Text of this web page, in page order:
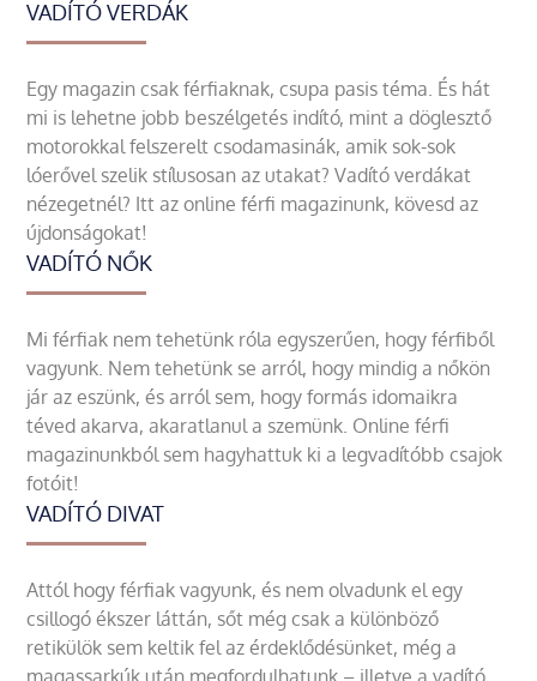
VADÍTÓ VERDÁK
Egy magazin csak férfiaknak, csupa pasis téma. És hát
mi is lehetne jobb beszélgetés indító, mint a döglesztő
motorokkal felszerelt csodamasinák, amik sok-sok
lóerővel szelik stílusosan az utakat? Vadító verdákat
nézegetnél? Itt az online férfi magazinunk, kövesd az
újdonságokat!
VADÍTÓ NŐK
Mi férfiak nem tehetünk róla egyszerűen, hogy férfiből
vagyunk. Nem tehetünk se arról, hogy mindig a nőkön
jár az eszünk, és arról sem, hogy formás idomaikra
téved akarva, akaratlanul a szemünk. Online férfi
magazinunkból sem hagyhattuk ki a legvadítóbb csajok
fotóit!
VADÍTÓ DIVAT
Attól hogy férfiak vagyunk, és nem olvadunk el egy
csillogó ékszer láttán, sőt még csak a különböző
retikülök sem keltik fel az érdeklődésünket, még a
magassarkúk után megfordulhatunk – illetve a vadító